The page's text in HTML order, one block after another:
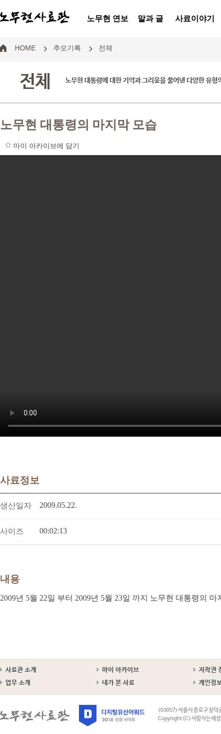
노무현 연보 말과 글 사료이야기
HOME 추모기록 전체
전체 노무현 대통령에 대한 기억과 그리움을 풀어낸 다양한 유형
노무현 대통령의 마지막 모습
마이 아카이브에 담기
사료정보
생산일자 2009.05.22.
사이즈 00:02:13
내용
2009년 5월 22일 부터 2009년 5월 23일 까지 노무현 대통령의
사료관 소개 마이 아카이브
저작권
업무 소개
내가 본 사료 개인정
(03057) 서울시 종로구 창덕
Copyright (C) 사람사는세